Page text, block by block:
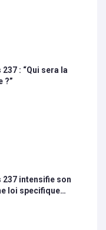
: “Qui sera la
?”
intensifie son
loi specifique…